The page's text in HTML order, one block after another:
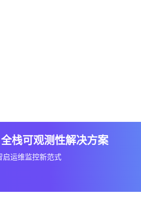
栈可观测性解决方案
运维监控新范式